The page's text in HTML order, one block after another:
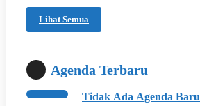
Lihat Semua
Agenda Terbaru
Tidak Ada Agenda Baru